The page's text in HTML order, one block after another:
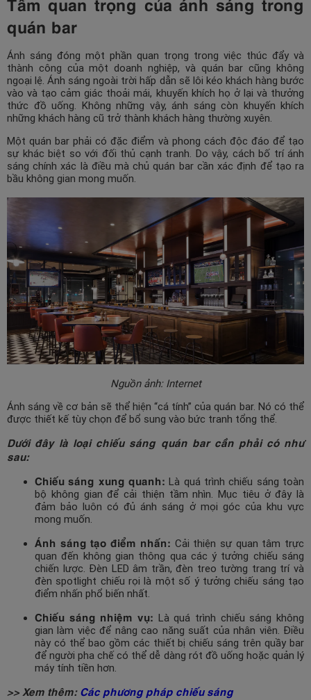
quán bar
Ánh sáng đóng một phần quan trọng trong việc thúc đẩy và
thành công của một doanh nghiệp, và quán bar cũng không
ngoại lệ. Ánh sáng ngoài trời hấp dẫn sẽ lôi kéo khách hàng bước
vào và tạo cảm giác thoải mái, khuyến khích họ ở lại và thưởng
thức đồ uống. Không những vậy, ánh sáng còn khuyến khích
những khách hàng cũ trở thành khách hàng thường xuyên.
Một quán bar phải có đặc điểm và phong cách độc đáo để tạo
sự khác biệt so với đối thủ cạnh tranh. Do vậy, cách bố trí ánh
sáng chính xác là điều mà chủ quán bar cần xác định để tạo ra
bầu không gian mong muốn.
Nguồn ảnh: Internet
Ánh sáng về cơ bản sẽ thể hiện “cá tính” của quán bar. Nó có thể
được thiết kế tùy chọn để bổ sung vào bức tranh tổng thể.
Dưới đây là loại chiếu sáng quán bar cần phải có như
sau:
Chiếu sáng xung quanh:Là quá trình chiếu sáng toàn
bộ không gian để cải thiện tầm nhìn. Mục tiêu ở đây là
đảm bảo luôn có đủ ánh sáng ở mọi góc của khu vực
mong muốn.
Ánh sáng tạo điểm nhấn: Cải thiện sự quan tâm trực
quan đến không gian thông qua các ý tưởng chiếu sáng
chiến lược. Đèn LED âm trần, đèn treo tường trang trí và
đèn spotlight chiếu rọi là một số ý tưởng chiếu sáng tạo
điểm nhấn phổ biến nhất.
Chiếu sáng nhiệm vụ: Là quá trình chiếu sáng không
gian làm việc để nâng cao năng suất của nhân viên. Điều
này có thể bao gồm các thiết bị chiếu sáng trên quầy bar
để người pha chế có thể dễ dàng rót đồ uống hoặc quản lý
máy tính tiền hơn.
>> Xem thêm:Các phương pháp chiếu sáng